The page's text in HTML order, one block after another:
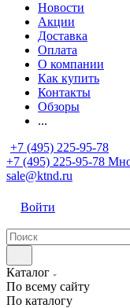
Новости
Акции
Доставка
Оплата
О компании
Как купить
Контакты
Обзоры
...
+7 (495) 225-95-78
+7 (495) 225-95-78
sale@ktnd.ru
Войти
Каталог
По всему сайту
По каталогу